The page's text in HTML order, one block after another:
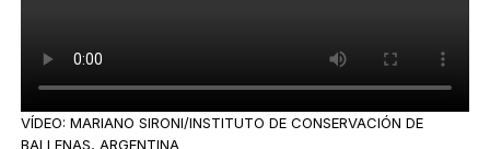
VÍDEO: MARIANO SIRONI/INSTITUTO DE CONSERVACIÓN DE
BALLENAS, ARGENTINA